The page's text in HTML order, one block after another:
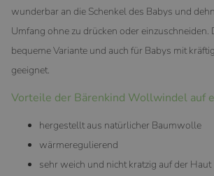
wunderbar an die Schenkel des Babys und
Umfang ohne zu drücken oder einzuschneiden.
bequeme Variante und auch für Babys mit
geeignet.
Vorteile der Bärenkind Wollwindel auf
hergestellt aus natürlicher Baumwolle
wärmeregulierend
sehr weich und nicht kratzig auf der Haut